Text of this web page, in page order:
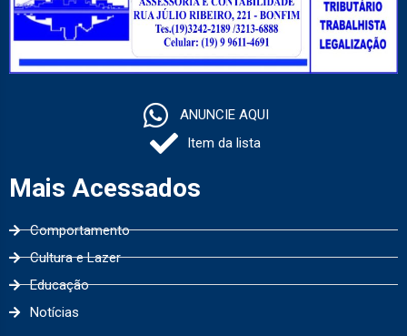
ANUNCIE AQUI
Item da lista
Mais Acessados
Comportamento
Cultura e Lazer
Educação
Notícias